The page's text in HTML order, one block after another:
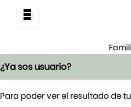
¿Ya sos usuario?
Para poder ver el resultado de